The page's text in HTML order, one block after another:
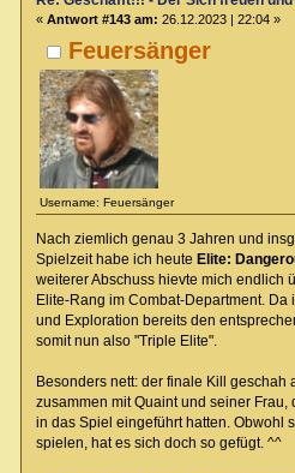
Feuersänger
Username: Feuersänger
« Antwort #143 am: 26.12.2023 | 22:04 »
Nach ziemlich genau 3 Jahren und
Spielzeit habe ich heute Elite:
weiterer Abschuss hievte mich endlich
Elite-Rang im Combat-Department.
und Exploration bereits den
somit nun also "Triple Elite".
Besonders nett: der finale Kill geschah
zusammen mit Quaint und seiner Frau,
in das Spiel eingeführt hatten. Obwohl
spielen, hat es sich doch so gefügt. ^^